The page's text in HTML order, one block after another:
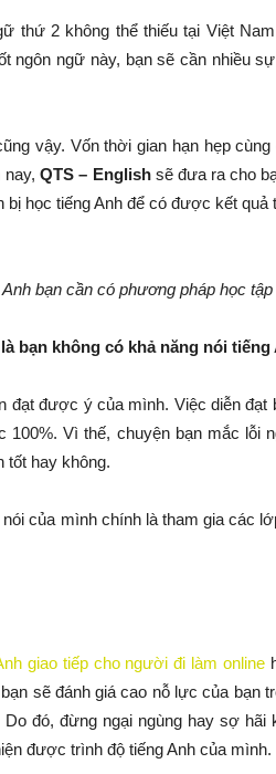
thứ 2 không thể thiếu tại Việt
ngôn ngữ này, bạn sẽ cần nhiều
vậy. Vốn thời gian hạn hẹp cùng
nay,QTS – Englishsẽ đưa ra cho
học tiếng Anh để có được kết quả
bạn cần có phương pháp học
bạn không có khả năng nói tiếng
đạt được ý của mình. Việc diễn
100%. Vì thế, chuyện bạn mắc lỗi
tốt hay không.
của mình chính là tham gia các
giao tiếp cho người đi làm online
sẽ đánh giá cao nỗ lực của bạn
đó, đừng ngại ngùng hay sợ hãi
được trình độ tiếng Anh của mình.